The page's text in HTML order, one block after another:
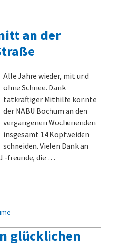
an der
Alle Jahre wieder, mit und
ohne Schnee. Dank
tatkräftiger Mithilfe konnte
der NABU Bochum an den
vergangenen Wochenenden
insgesamt 14 Kopf­weiden
schneiden. Vielen Dank an
-freunde, die …
glücklichen